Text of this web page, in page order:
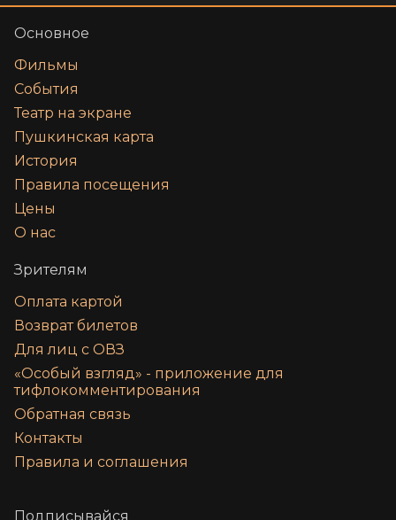
Основное
Фильмы
События
Театр на экране
Пушкинская карта
История
Правила посещения
Цены
О нас
Зрителям
Оплата картой
Возврат билетов
Для лиц с ОВЗ
«‎Особый взгляд» - приложение для
тифлокомментирования
Обратная связь
Контакты
Правила и соглашения
Подписывайся